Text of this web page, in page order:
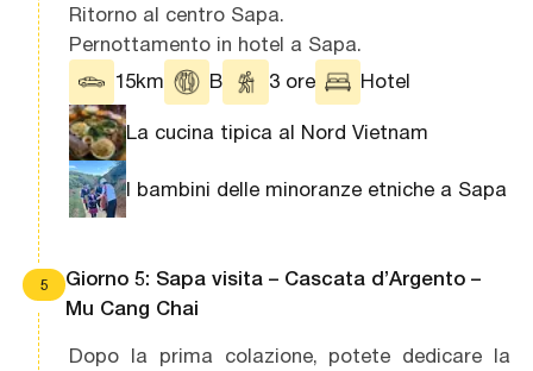
Ritorno al centro Sapa.
Pernottamento in hotel a Sapa.
15km
B 3 ore Hotel
La cucina tipica al Nord Vietnam
I bambini delle minoranze etniche a Sapa
5
Giorno 5: Sapa visita – Cascata d’Argento –
Mu Cang Chai
Dopo la prima colazione, potete dedicare la